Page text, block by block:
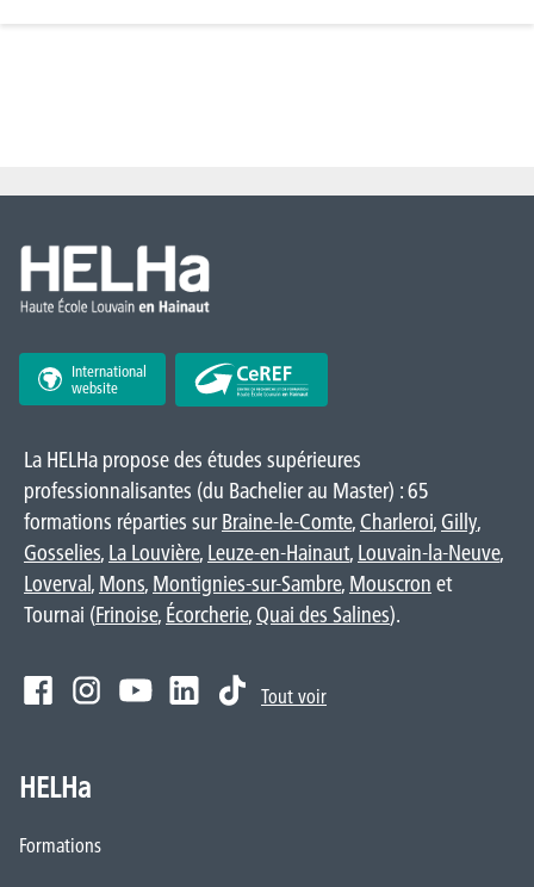
International
website
La HELHa propose des études supérieures
professionnalisantes (du Bachelier au Master) : 65
formations réparties surBraine-le-Comte, Charleroi, Gilly,
Gosselies, La Louvière, Leuze-en-Hainaut, Louvain-la-Neuve,
Loverval, Mons, Montignies-sur-Sambre, Mouscron et
Tournai (Frinoise, Écorcherie, Quai des Salines).
Tout voir
HELHa
Formations